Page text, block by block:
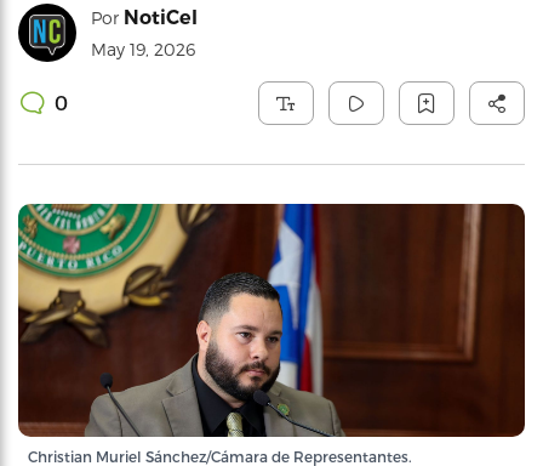
Por NotiCel
May 19, 2026
0
Christian Muriel Sánchez/Cámara de Representantes.